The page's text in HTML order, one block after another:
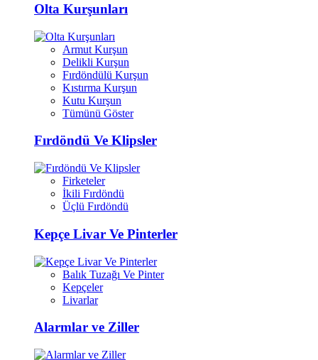
Olta Kurşunları
Armut Kurşun
Delikli Kurşun
Fırdöndülü Kurşun
Kıstırma Kurşun
Kutu Kurşun
Tümünü Göster
Fırdöndü Ve Klipsler
Firketeler
İkili Fırdöndü
Üçlü Fırdöndü
Kepçe Livar Ve Pinterler
Balık Tuzağı Ve Pinter
Kepçeler
Livarlar
Alarmlar ve Ziller